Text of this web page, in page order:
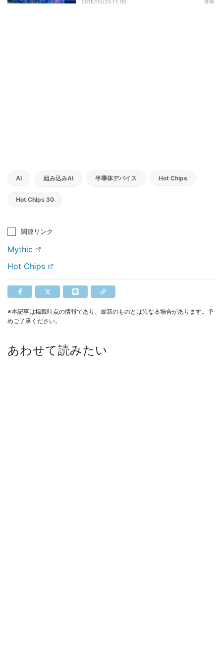
2018/05/25 11:00
AI 組み込みAI 半導体デバイス Hot Chips
Hot Chips 30
関連リンク
Mythic
Hot Chips
※本記事は掲載時点の情報であり、最新のものとは異なる場合があります。予
めご了承ください。
あわせて読みたい